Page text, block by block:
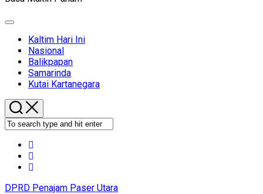
Expand
Kaltim Hari Ini
Nasional
Balikpapan
Samarinda
Kutai Kartanegara
DPRD Penajam Paser Utara